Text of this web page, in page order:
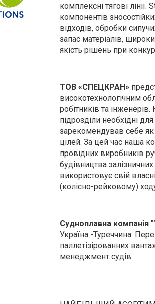
комплексні тягові
компонентів
відходів, обробки
запас матеріалів,
якість рішень при
ТОВ «СПЕЦКРАН»
високотехнологічним
робітників та
підрозділи необхідні
зарекомендував себе як
цілей. За цей час наша
провідних виробників
будівництва
використовує свій
(колісно-рейковому)
Судноплавна компанія
Україна -Туреччина.
паллетізірованних
менеджмент судів.